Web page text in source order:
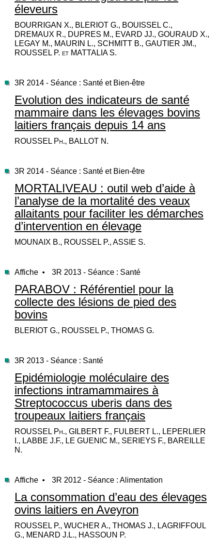
éleveurs
BOURRIGAN X., BLERIOT G., BOUISSEL C.,
DREMAUX R., DUPRES M., EVARD JJ., GOURAUD X.,
LEGAY M., MAURIN L., SCHMITT B., GAUTIER JM.,
ROUSSEL P. et MATTALIA S.
3R 2014 - Séance : Santé et Bien-être
Evolution des indicateurs de santé
mammaire dans les élevages bovins
laitiers français depuis 14 ans
ROUSSEL Ph., BALLOT N.
3R 2014 - Séance : Santé et Bien-être
MORTALIVEAU : outil web d’aide à
l’analyse de la mortalité des veaux
allaitants pour faciliter les démarches
d’intervention en élevage
MOUNAIX B., ROUSSEL P., ASSIE S.
Affiche • 3R 2013 - Séance : Santé
PARABOV : Référentiel pour la
collecte des lésions de pied des
bovins
BLERIOT G., ROUSSEL P., THOMAS G.
3R 2013 - Séance : Santé
Epidémiologie moléculaire des
infections intramammaires à
Streptococcus uberis dans des
troupeaux laitiers français
ROUSSEL Ph., GILBERT F., FULBERT L., LEPERLIER
I., LABBE J.F., LE GUENIC M., SERIEYS F., BAREILLE
N.
Affiche • 3R 2012 - Séance : Alimentation
La consommation d’eau des élevages
ovins laitiers en Aveyron
ROUSSEL P., WUCHER A., THOMAS J., LAGRIFFOUL
G., MENARD J.L., HASSOUN P.